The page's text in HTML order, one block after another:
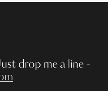
drop me a line -